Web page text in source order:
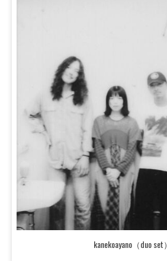
kanekoayano（duo set）